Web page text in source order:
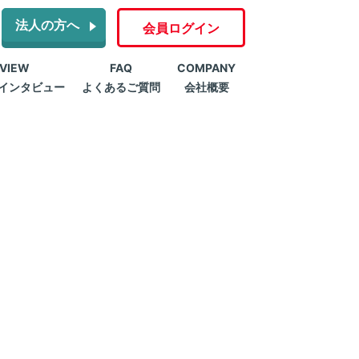
法人の方へ 会員ログイン
ンタビュー
FAQ
よくあるご質問
COMPANY
会社概要